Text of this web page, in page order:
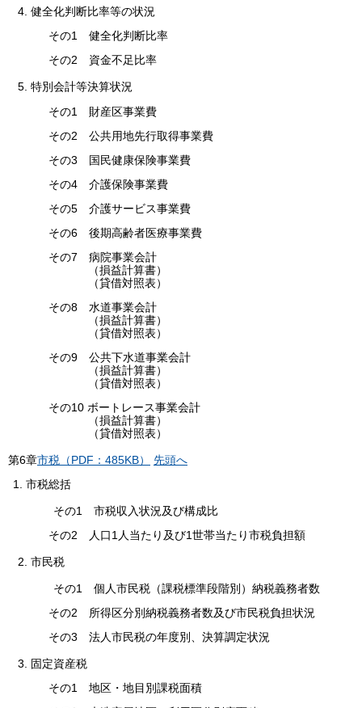
4. 健全化判断比率等の状況
その1 健全化判断比率
その2 資金不足比率
5. 特別会計等決算状況
その1 財産区事業費
その2 公共用地先行取得事業費
その3 国民健康保険事業費
その4 介護保険事業費
その5 介護サービス事業費
その6 後期高齢者医療事業費
その7 病院事業会計
（損益計算書）
（貸借対照表）
その8 水道事業会計
（損益計算書）
（貸借対照表）
その9 公共下水道事業会計
（損益計算書）
（貸借対照表）
その10 ボートレース事業会計
（損益計算書）
（貸借対照表）
第6章市税（PDF：485KB）
先頭へ
市税総括
その1 市税収入状況及び構成比
その2 人口1人当たり及び1世帯当たり市税負担額
2. 市民税
その1 個人市民税（課税標準段階別）納税義務者数
その2 所得区分別納税義務者数及び市民税負担状況
その3 法人市民税の年度別、決算調定状況
3. 固定資産税
その1 地区・地目別課税面積